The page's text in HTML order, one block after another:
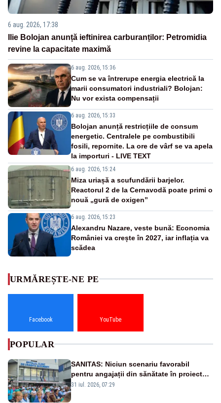
6 aug. 2026, 17:38
Ilie Bolojan anunță ieftinirea carburanților: Petromidia
revine la capacitate maximă
6 aug. 2026, 15:36
Cum se va întrerupe energia electrică la
marii consumatori industriali? Bolojan:
Nu vor exista compensații
6 aug. 2026, 15:33
Bolojan anunță restricțiile de consum
energetic. Centralele pe combustibili
fosili, repornite. La ore de vârf se va apela
la importuri - LIVE TEXT
6 aug. 2026, 15:24
Miza uriașă a scufundării barjelor.
Reactorul 2 de la Cernavodă poate primi o
nouă „gură de oxigen”
6 aug. 2026, 15:23
Alexandru Nazare, veste bună: Economia
României va crește în 2027, iar inflația va
scădea
URMĂREȘTE-NE PE
Facebook YouTube
POPULAR
SANITAS: Niciun scenariu favorabil
pentru angajații din sănătate în proiectul
Legii salarizării
31 iul. 2026, 07:29